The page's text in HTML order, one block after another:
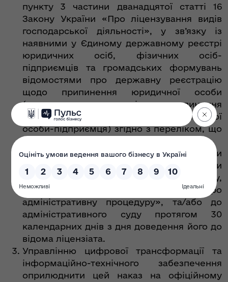
пункту 3 частини дванадцятої статті 16
Закону України «Про ліцензування видів
господарської діяльності», у зв’язку із
наявними у Єдиному державному реєстрі
юридичних осіб, фізичних осіб-
підприємців та громадських формувань
відомостями про державну реєстрацію
щодо припинення юридичної особи
(державну реєстрацію припинення
підприємницької діяльності фізичної
особи-підприємця) згідно з переліком, що
Рішення органу ліцензування може бути
оскаржено до Експертно-апеляційної ради
з питань ліцензування у порядку,
передбаченому Законом України «Про
адміністративну процедуру», та/або до
адміністративного суду протягом 30
календарних днів з дня доведення його до
відома ліцензіата.
Управлінню цифрової трансформації та
інформаційно-технічного забезпечення
оприлюднити цей наказ на офіційному